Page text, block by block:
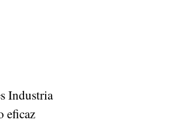
Industria
eficaz